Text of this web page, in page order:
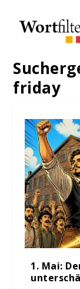
friday
1. Mai: